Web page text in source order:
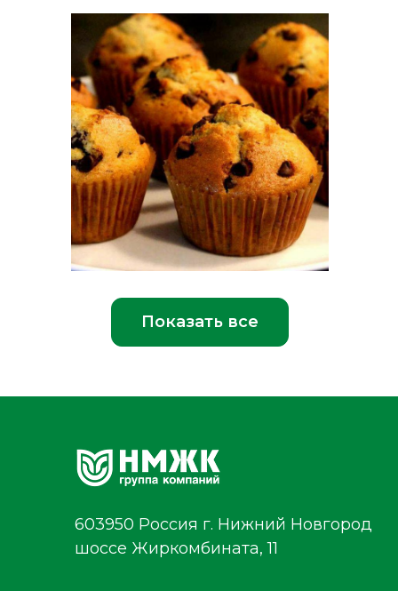
Показать все
603950 Россия г. Нижний Новгород
шоссе Жиркомбината, 11